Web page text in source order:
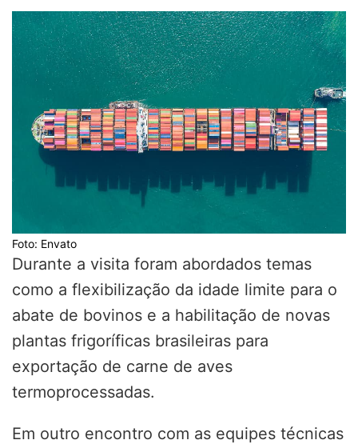
Foto: Envato
Durante a visita foram abordados temas
como a flexibilização da idade limite para o
abate de bovinos e a habilitação de novas
plantas frigoríficas brasileiras para
exportação de carne de aves
termoprocessadas.
Em outro encontro com as equipes técnicas